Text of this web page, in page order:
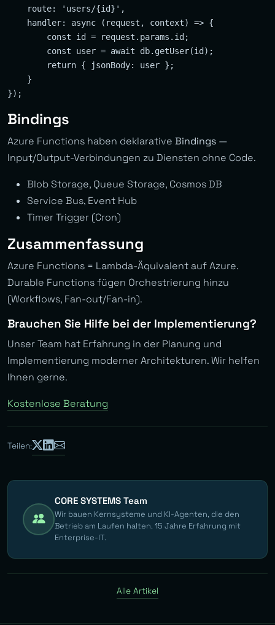
    route: 'users/{id}',
    handler: async (request, context) => {
        const id = request.params.id;
        const user = await db.getUser(id);
        return { jsonBody: user };
    }
Bindings
Azure Functions haben deklarative Bindings —
Input/Output-Verbindungen zu Diensten ohne Code.
Blob Storage, Queue Storage, Cosmos DB
Service Bus, Event Hub
Timer Trigger (Cron)
Zusammenfassung
Azure Functions = Lambda-Äquivalent auf Azure.
Durable Functions fügen Orchestrierung hinzu
(Workflows, Fan-out/Fan-in).
Brauchen Sie Hilfe bei der Implementierung?
Unser Team hat Erfahrung in der Planung und
Implementierung moderner Architekturen. Wir helfen
Ihnen gerne.
Kostenlose Beratung
Teilen:
CORE SYSTEMS Team
Wir bauen Kernsysteme und KI-Agenten, die den
Betrieb am Laufen halten. 15 Jahre Erfahrung mit
Enterprise-IT.
Alle Artikel